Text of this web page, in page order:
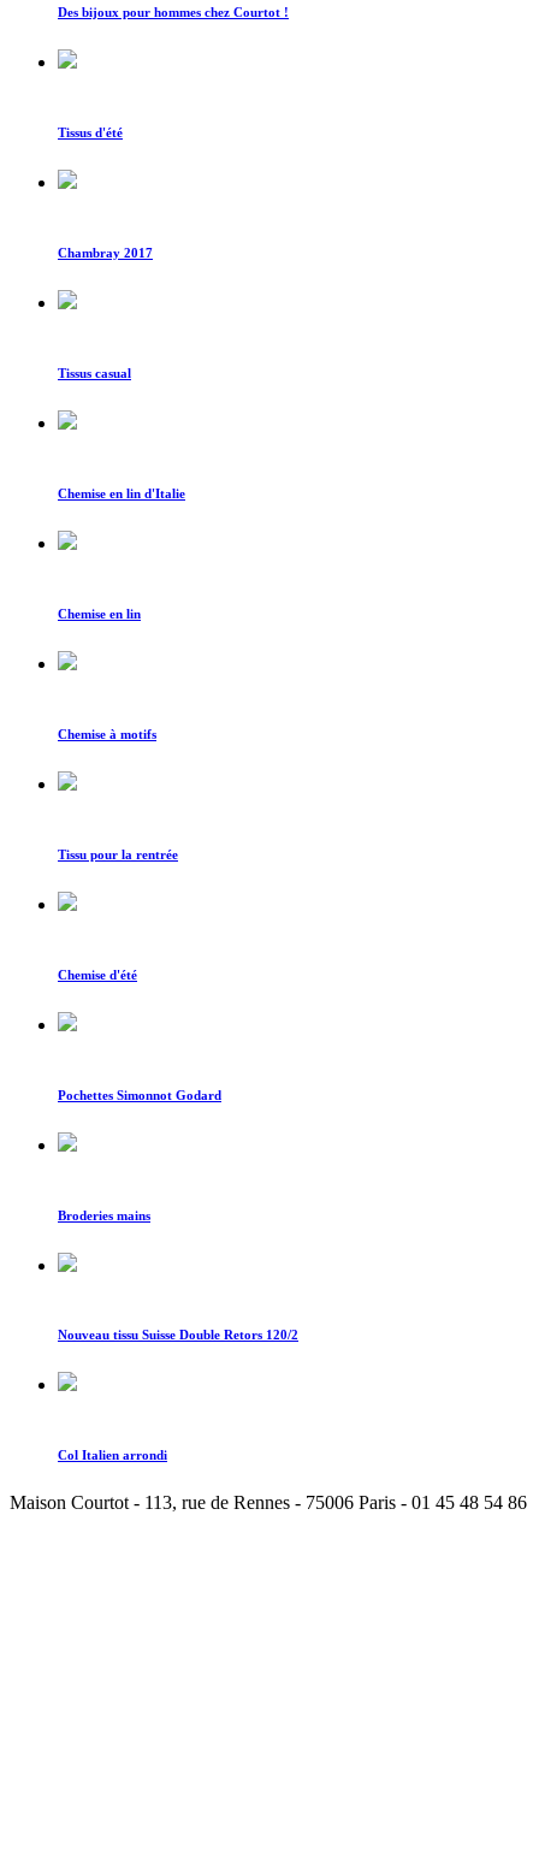
Des bijoux pour hommes chez Courtot !
Tissus d'été
Chambray 2017
Tissus casual
Chemise en lin d'Italie
Chemise en lin
Chemise à motifs
Tissu pour la rentrée
Chemise d'été
Pochettes Simonnot Godard
Broderies mains
Nouveau tissu Suisse Double Retors 120/2
Col Italien arrondi
Maison Courtot - 113, rue de Rennes - 75006 Paris - 01 45 48 54 86